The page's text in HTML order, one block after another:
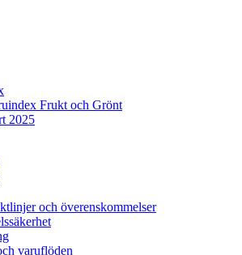
Frukt och Grönt
2025
och överenskommelser
varuflöden